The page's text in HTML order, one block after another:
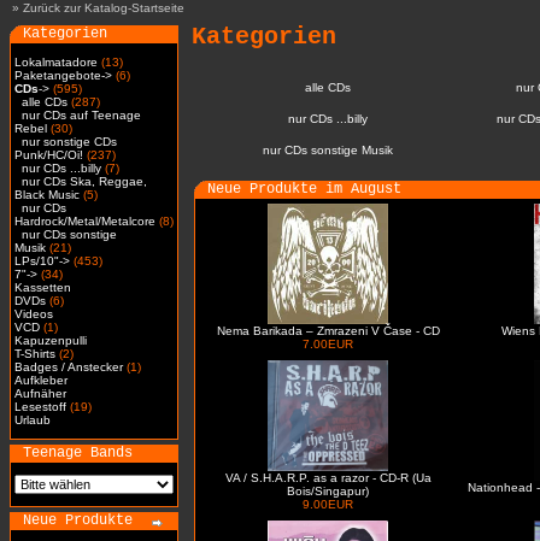
» Zurück zur Katalog-Startseite
Kategorien
Lokalmatadore (13)
Paketangebote-> (6)
CDs-> (595)
alle CDs (287)
nur CDs auf Teenage
Rebel (30)
nur sonstige CDs
Punk/HC/Oi! (237)
nur CDs ...billy (7)
nur CDs Ska, Reggae,
Black Music (5)
nur CDs
Hardrock/Metal/Metalcore (8)
nur CDs sonstige
Musik (21)
LPs/10"-> (453)
7"-> (34)
Kassetten
DVDs (6)
Videos
VCD (1)
Kapuzenpulli
T-Shirts (2)
Badges / Anstecker(1)
Aufkleber
Aufnäher
Lesestoff (19)
Urlaub
Teenage Bands
Neue Produkte
Kategorien
alle CDs nur
nur CDs ...billy nur
nur CDs sonstige Musik
Neue Produkte im August
Nema Barikada – Zmrazeni V Čase - CD
7.00EUR
Wiens
VA / S.H.A.R.P. as a razor - CD-R (Ua
Bois/Singapur)
9.00EUR
Nationhead